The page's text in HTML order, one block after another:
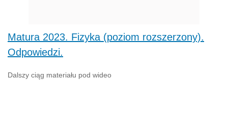
Matura 2023. Fizyka (poziom rozszerzony).
Odpowiedzi.
Dalszy ciąg materiału pod wideo